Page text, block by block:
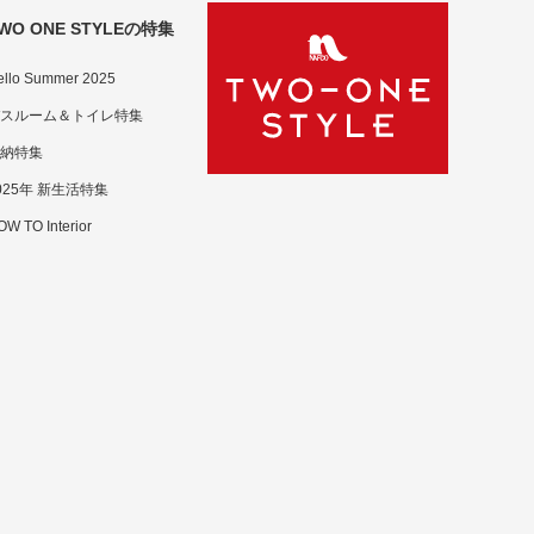
ONE STYLEの特集
Summer 2025
ルーム＆トイレ特集
特集
年 新生活特集
TO Interior